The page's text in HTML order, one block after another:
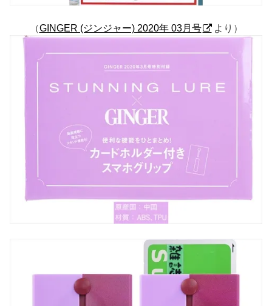
（GINGER (ジンジャー) 2020年 03月号 より）